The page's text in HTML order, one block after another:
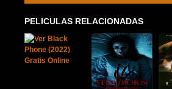
PELICULAS RELACIONADAS